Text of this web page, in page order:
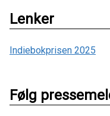
Lenker
Indiebokprisen 2025
Følg